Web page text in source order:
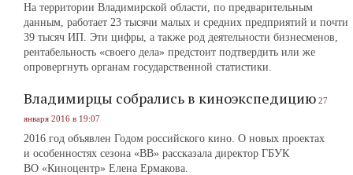
На территории Владимирской области, по предварительным
данным, работает 23 тысячи малых и средних предприятий и почти
39 тысяч ИП. Эти цифры, а также род деятельности бизнесменов,
рентабельность «своего дела» предстоит подтвердить или же
опровергнуть органам государственной статистики.
Владимирцы собрались в киноэкспедицию 27
января 2016 в 19:07
2016 год объявлен Годом российского кино. О новых проектах
и особенностях сезона «ВВ» рассказала директор ГБУК
ВО «Киноцентр» Елена Ермакова.